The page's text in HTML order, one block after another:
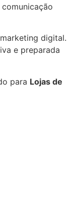
digital.
e preparada
para Lojas de